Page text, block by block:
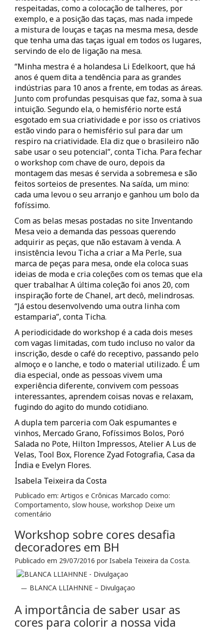
respeitadas, como a colocação de talheres, por
exemplo, e a posição das taças, mas nada impede
a mistura de louças e taças na mesma mesa, desde
que tenha uma das taças igual em todos os lugares,
servindo de elo de ligação na mesa.
“Minha mestra é a holandesa Li Edelkoort, que há
anos é quem dita a tendência para as grandes
indústrias para 10 anos a frente, em todas as áreas.
Junto com profundas pesquisas que faz, soma à sua
intuição. Segundo ela, o hemisfério norte está
esgotado em sua criatividade e por isso os criativos
estão vindo para o hemisfério sul para dar um
respiro na criatividade. Ela diz que o brasileiro não
sabe usar o seu potencial”, conta Ticha. Para fechar
o workshop com chave de ouro, depois da
montagem das mesas é servida a sobremesa e são
feitos sorteios de presentes. Na saída, um mino:
cada uma levou o seu arranjo e ganhou um bolo da
fofíssimo.
Com as belas mesas postadas no site Inventando
Mesa veio a demanda das pessoas querendo
adquirir as peças, que não estavam à venda. A
insistência levou Ticha a criar a Ma Perle, sua
marca de peças para mesa, onde ela coloca suas
ideias de moda e cria coleções com os temas que ela
quer trabalhar. A última coleção foi anos 20, com
inspiração forte de Chanel, art decô, melindrosas.
“Já estou desenvolvendo uma outra linha com
estamparia”, conta Ticha.
A periodicidade do workshop é a cada dois meses
com vagas limitadas, com tudo incluso no valor da
inscrição, desde o café do receptivo, passando pelo
almoço e o lanche, e todo o material utilizado. É um
dia especial, onde as pessoas vivem uma
experiência diferente, convivem com pessoas
interessantes, aprendem coisas novas e relaxam,
fugindo do agito do mundo cotidiano.
A dupla tem parceria com Oak espumantes e
vinhos, Mercado Grano, Fofíssimos Bolos, Poró
Salada no Pote, Hilton Impressos, Atelier A Lus de
Velas, Tool Box, Florence Zyad Fotografia, Casa da
Índia e Evelyn Flores.
Isabela Teixeira da Costa
Publicado em: Artigos e Crônicas Marcado como:
Comportamento, slow house, workshop Deixe um
comentário
Workshop sobre cores desafia
decoradores em BH
Publicado em 29/07/2016 porIsabela Teixeira da Costa.
BLANCA LLIAHNNE – Divulgaçao
A importância de saber usar as
cores para colorir a nossa vida